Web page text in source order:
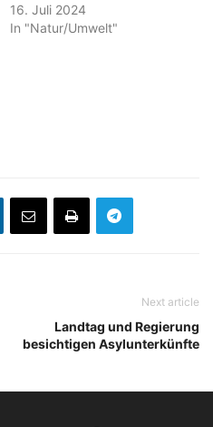
16. Juli 2024
In "Natur/Umwelt"
Next article
Landtag und Regierung
besichtigen Asylunterkünfte